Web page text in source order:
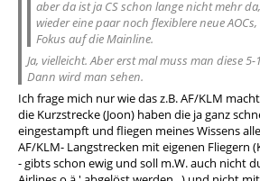
aber da ist ja CS schon lange nicht mehr
wieder eine paar noch flexiblere neue
Fokus auf die Mainline.
Ja, vielleicht. Aber erst mal muss man diese
Dann wird man sehen.
Ich frage mich nur wie das z.B. AF/KLM
die Kurzstrecke (Joon) haben die ja ganz
eingestampft und fliegen meines Wissens
AF/KLM- Langstrecken mit eigenen Fliegern
- gibts schon ewig und soll m.W. auch nicht